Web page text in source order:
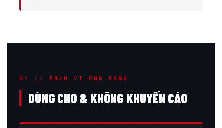
02 // PHẠM VI ỨNG DỤNG
DÙNG CHO & KHÔNG KHUYẾN CÁO